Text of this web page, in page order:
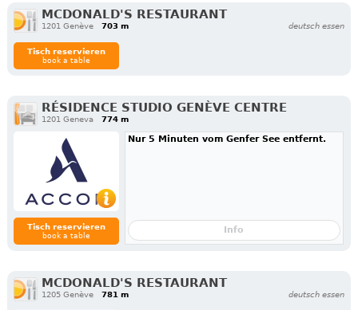
MCDONALD'S RESTAURANT
1201 Genève 703 m deutsch essen
Tisch reservieren
book a table
RÉSIDENCE STUDIO GENÈVE CENTRE
1201 Geneva 774 m
Tisch reservieren
book a table
Nur 5 Minuten vom Genfer See entfernt.
Info
MCDONALD'S RESTAURANT
1205 Genève 781 m deutsch essen